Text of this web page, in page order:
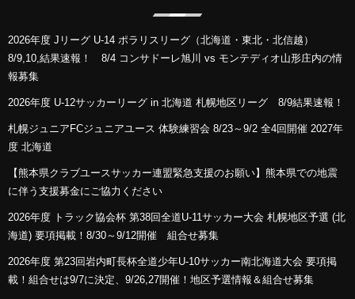
2026年度 Jリーグ U-14 ポラリスリーグ（北海道・東北・北信越）
8/9,10,結果速報！ 8/4 コンサドーレ旭川 vs モンテディオ山形庄内の情
報募集
2026年度 U-12サッカーリーグ in 北海道 札幌地区リーグ 8/9結果速報！
札幌ジュニアFCジュニアユース 体験練習会 8/23～9/2 全4回開催 2027年
度 北海道
【熊本県クラブユースサッカー連盟緊急支援のお願い】熊本県での地震
に伴う支援募金にご協力ください
2026年度 トラック協会杯 第38回全道U-11サッカー大会 札幌地区予選 (北
海道) 要項掲載！8/30～9/12開催 組合せ募集
2026年度 第23回岩内町長杯全道少年U-10サッカー南北海道大会 要項掲
載！組合せは9/7に決定、9/26,27開催！地区予選情報＆組合せ募集